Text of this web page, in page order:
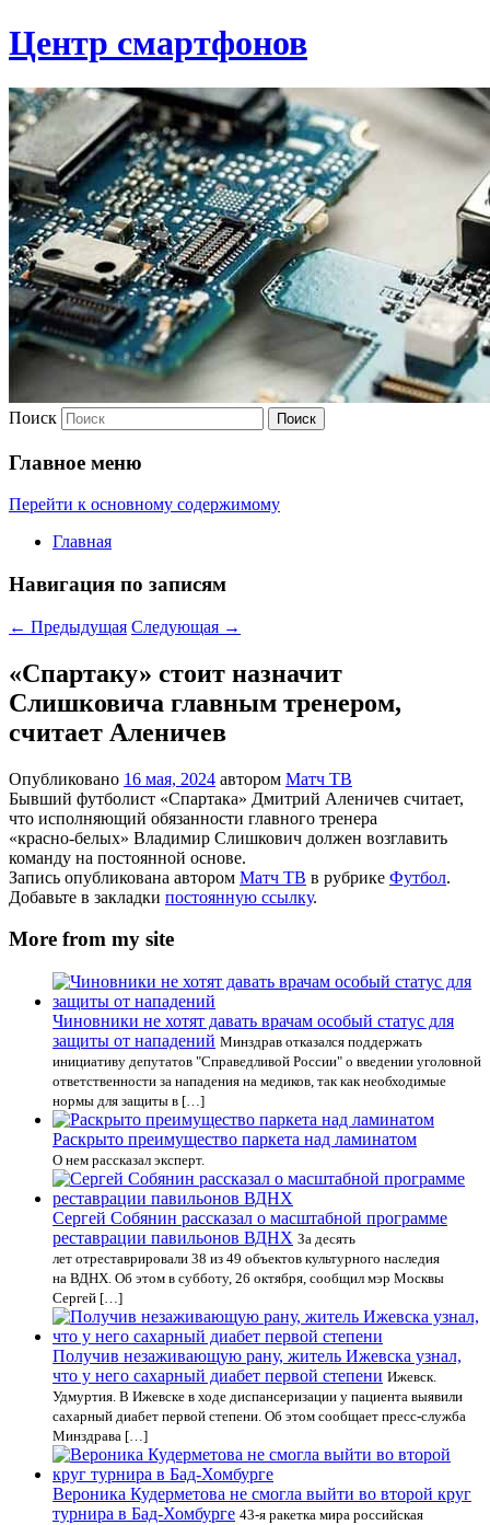
Центр смартфонов
Поиск
Главное меню
Перейти к основному содержимому
Главная
Навигация по записям
← Предыдущая Следующая →
«Спартаку» стоит назначит
Слишковича главным тренером,
считает Аленичев
Опубликовано 16 мая, 2024 автором Матч ТВ
Бывший футболист «Спартака» Дмитрий Аленичев считает,
что исполняющий обязанности главного тренера
«красно‑белых» Владимир Слишкович должен возглавить
команду на постоянной основе.
Запись опубликована автором Матч ТВ в рубрике Футбол.
Добавьте в закладки постоянную ссылку.
More from my site
Чиновники не хотят давать врачам особый статус для
защиты от нападений Минздрав отказался поддержать
инициативу депутатов "Справедливой России" о введении уголовной
ответственности за нападения на медиков, так как необходимые
нормы для защиты в […]
Раскрыто преимущество паркета над ламинатом
О нем рассказал эксперт.
Сергей Собянин рассказал о масштабной программе
реставрации павильонов ВДНХ За десять
лет отреставрировали 38 из 49 объектов культурного наследия
на ВДНХ. Об этом в субботу, 26 октября, сообщил мэр Москвы
Сергей […]
Получив незаживающую рану, житель Ижевска узнал,
что у него сахарный диабет первой степени Ижевск.
Удмуртия. В Ижевске в ходе диспансеризации у пациента выявили
сахарный диабет первой степени. Об этом сообщает пресс-служба
Минздрава […]
Вероника Кудерметова не смогла выйти во второй круг
турнира в Бад-Хомбурге 43-я ракетка мира российская